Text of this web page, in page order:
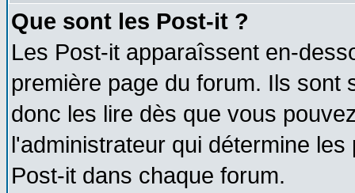
Que sont les Post-it ?
Les Post-it apparaîssent en-
première page du forum. Ils
donc les lire dès que vous
l'administrateur qui détermine
Post-it dans chaque forum.